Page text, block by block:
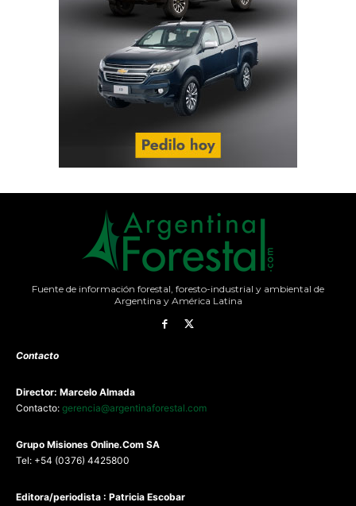
Fuente de información forestal, foresto-industrial y ambiental de
Argentina y América Latina
Contacto
Director: Marcelo Almada
Contacto: gerencia@argentinaforestal.com
Grupo Misiones Online.Com SA
Tel: +54 (0376) 4425800
Editora/periodista : Patricia Escobar